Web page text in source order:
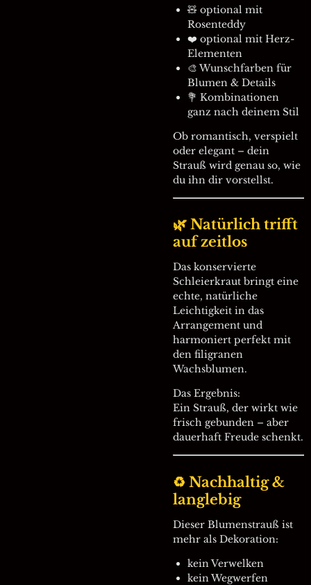
🧸 optional mit
Rosenteddy
❤️ optional mit Herz-
Elementen
🎨 Wunschfarben für
Blumen & Details
💐 Kombinationen
ganz nach deinem Stil
Ob romantisch, verspielt
oder elegant – dein
Strauß wird genau so, wie
du ihn dir vorstellst.
🌿 Natürlich trifft
auf zeitlos
Das konservierte
Schleierkraut bringt eine
echte, natürliche
Leichtigkeit in das
Arrangement und
harmoniert perfekt mit
den filigranen
Wachsblumen.
Das Ergebnis:
Ein Strauß, der wirkt wie
frisch gebunden – aber
dauerhaft Freude schenkt.
♻ Nachhaltig &
langlebig
Dieser Blumenstrauß ist
mehr als Dekoration:
kein Verwelken
kein Wegwerfen